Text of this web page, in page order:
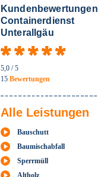
Kundenbewertungen
Containerdienst
Unterallgäu
5,0 / 5
15 Bewertungen
Alle Leistungen
Bauschutt
Baumischabfall
Sperrmüll
Altholz